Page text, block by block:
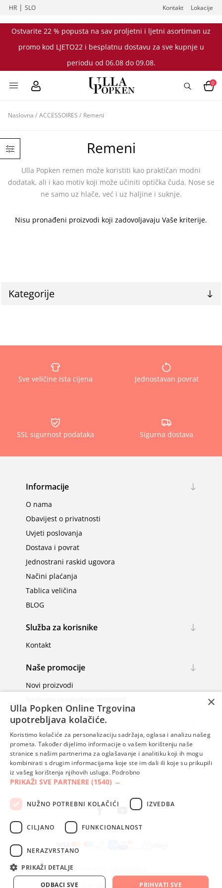
HR |SLO Kontakt Lokacije
Ostvarite 22 % popusta na sav proljetni i ljetni asortiman uz
promo kod LJETO22 i besplatnu dostavu za sve kupnje u
periodu od 06.08 do 09.08.
0
Naslovna / ACCESSOIRES / Remeni
Kategorije
Remeni
Ulla Popken remen može koristiti kao praktičan modni
dodatak, ali i kao motiv koji može učiniti optička čuda. Nose se
ne samo uz hlače, već i uz haljine i suknje.
Nisu pronađeni proizvodi koji zadovoljavaju Vaše kriterije.
Sve veličine ista cijena Jednostavan povrat
SSL sigurnost podataka Sigurna dostava
Informacije
O nama
Obavijest o privatnosti
Uvjeti poslovanja
Dostava i povrat
Jednostrani raskid ugovora
Načini plaćanja
Tablica veličina
BLOG
Služba za korisnike
Kontakt
Naše promocije
Novi proizvodi
Moj račun
Moj račun
Narudžbe
Adrese
Autorska prava; 2026 Ulla Popken. Sva prava pridržana.
×
Ulla Popken Online Trgovina
upotrebljava kolačiće.
Koristimo kolačiće za personalizaciju sadržaja, oglasa i analizu našeg
prometa. Također dijelimo informacije o vašem korištenju naše
stranice s našim partnerima za oglašavanje i analitiku koji ih mogu
kombinirati s drugim informacijama koje ste im dali ili koje su prikupili
iz vašeg korištenja njihovih usluga. Podrobno
PRIKAŽI SVE PARTNERE (1540) →
NUŽNO POTREBNI KOLAČIĆI IZVEDBA
CILJANO FUNKCIONALNOST
NERAZVRSTANO
PRIKAŽI DETALJE
PRIHVATI SVE
ODBACI SVE